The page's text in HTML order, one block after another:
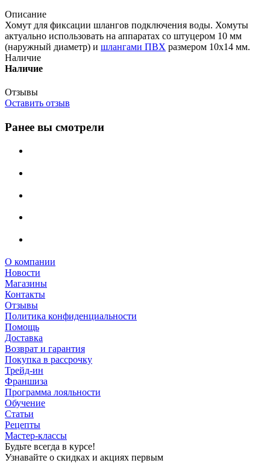
Описание
Хомут для фиксации шлангов подключения воды. Хомуты
актуально использовать на аппаратах со штуцером 10 мм
(наружный диаметр) и шлангами ПВХ размером 10х14 мм.
Наличие
Наличие
Отзывы
Оставить отзыв
Ранее вы смотрели
О компании
Новости
Магазины
Контакты
Отзывы
Политика конфиденциальности
Помощь
Доставка
Возврат и гарантия
Покупка в рассрочку
Трейд-ин
Франшиза
Программа лояльности
Обучение
Статьи
Рецепты
Мастер-классы
Будьте всегда в курсе!
Узнавайте о скидках и акциях первым